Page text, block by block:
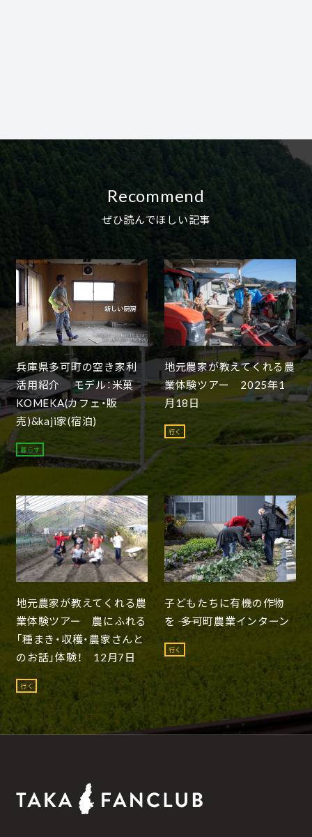
Recommend
ぜひ読んでほしい記事
兵庫県多可町の空き家利
活用紹介 モデル：米菓
KOMEKA(カフェ・販
売)&kaji家(宿泊)
暮らす
地元農家が教えてくれる農
業体験ツアー 2025年1
月18日
行く
地元農家が教えてくれる農
業体験ツアー 農にふれる
「種まき・収穫・農家さんと
のお話」体験！ 12月7日
行く
子どもたちに有機の作物
を ―― 多可町農業インターン
行く